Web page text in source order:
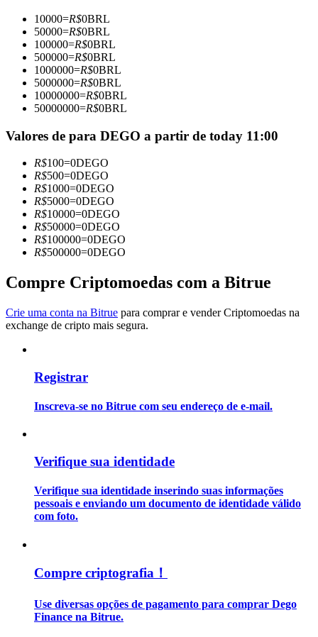
Torne-se um Trader de Cópias
Desfrute da partilha de lucros e comissões de copy trading
Informação
Análise de big data, incluindo informações comerciais, etc.
Guia
Guia para iniciantes em futuros
Aprenda como se manter lucrativo
10000=R$0BRL
50000=R$0BRL
100000=R$0BRL
500000=R$0BRL
1000000=R$0BRL
5000000=R$0BRL
10000000=R$0BRL
50000000=R$0BRL
Valores de para DEGO a partir de today 11:00
R$100=0DEGO
R$500=0DEGO
R$1000=0DEGO
R$5000=0DEGO
R$10000=0DEGO
R$50000=0DEGO
R$100000=0DEGO
R$500000=0DEGO
Compre Criptomoedas com a Bitrue
Crie uma conta na Bitrue para comprar e vender Criptomoedas na
exchange de cripto mais segura.
Registrar
Inscreva-se no Bitrue com seu endereço de e-mail.
Verifique sua identidade
Verifique sua identidade inserindo suas informações
pessoais e enviando um documento de identidade válido
com foto.
Compre criptografia！
Use diversas opções de pagamento para comprar Dego
Finance na Bitrue.